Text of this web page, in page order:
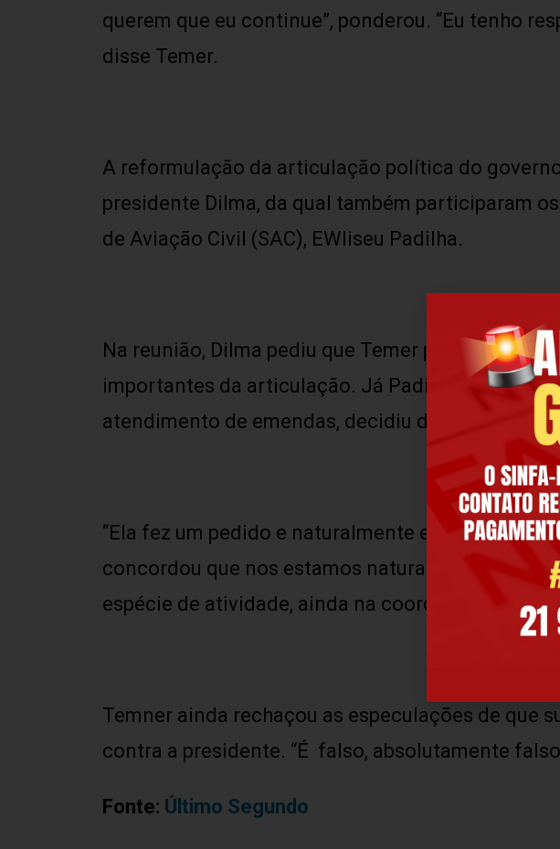
querem que eu continue”, ponderou. “Eu tenho
disse Temer.
A reformulação da articulação política do
presidente Dilma, da qual também participaram
de Aviação Civil (SAC), EWliseu Padilha.
Na reunião, Dilma pediu que Temer
importantes da articulação. Já Padilha, que
atendimento de emendas, decidiu deixar a
“Ela fez um pedido e naturalmente enalteceu
concordou que nos estamos naturalmente nesta
espécie de atividade, ainda na coordenação
Temner ainda rechaçou as especulações de que
contra a presidente. “É falso, absolutamente
Fonte: Último Segundo